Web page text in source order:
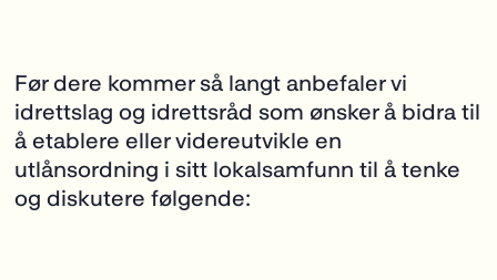
Før dere kommer så langt anbefaler vi
idrettslag og idrettsråd som ønsker å bidra til
å etablere eller videreutvikle en
utlånsordning i sitt lokalsamfunn til å tenke
og diskutere følgende: